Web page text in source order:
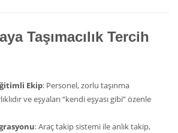
Taşımacılık Tercih
Ekip: Personel, zorlu taşınma
ve eşyaları “kendi eşyası gibi” özenle
: Araç takip sistemi ile anlık takip,